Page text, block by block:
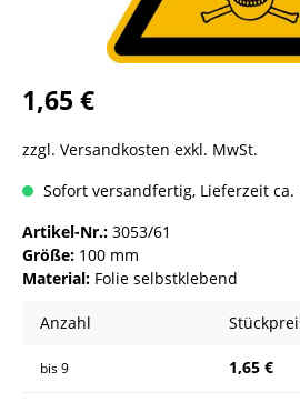
1,65 €
zzgl. Versandkosten exkl. MwSt.
Sofort versandfertig, Lieferzeit
Artikel-Nr.: 3053/61
Größe: 100 mm
Material: Folie selbstklebend
Anzahl
bis9 1,65 €